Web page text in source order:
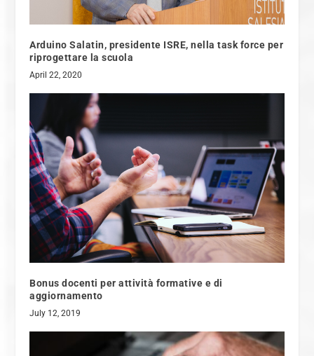
Arduino Salatin, presidente ISRE, nella task force per
riprogettare la scuola
April 22, 2020
Bonus docenti per attività formative e di
aggiornamento
July 12, 2019